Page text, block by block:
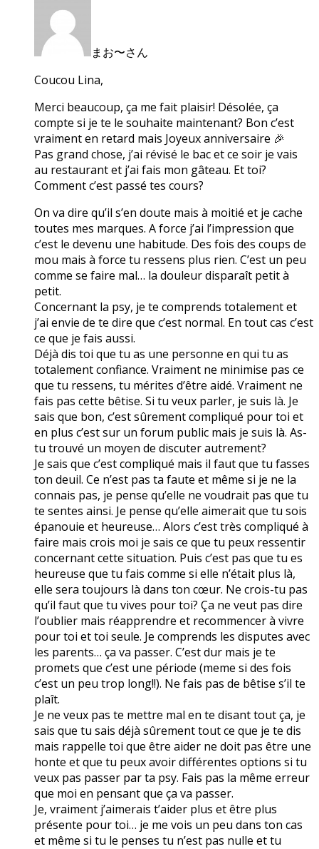
まお〜さん
Coucou Lina,
Merci beaucoup, ça me fait plaisir! Désolée, ça
compte si je te le souhaite maintenant? Bon c’est
vraiment en retard mais Joyeux anniversaire 🎉
Pas grand chose, j’ai révisé le bac et ce soir je vais
au restaurant et j’ai fais mon gâteau. Et toi?
Comment c’est passé tes cours?
On va dire qu’il s’en doute mais à moitié et je cache
toutes mes marques. A force j’ai l’impression que
c’est le devenu une habitude. Des fois des coups de
mou mais à force tu ressens plus rien. C’est un peu
comme se faire mal… la douleur disparaît petit à
petit.
Concernant la psy, je te comprends totalement et
j’ai envie de te dire que c’est normal. En tout cas c’est
ce que je fais aussi.
Déjà dis toi que tu as une personne en qui tu as
totalement confiance. Vraiment ne minimise pas ce
que tu ressens, tu mérites d’être aidé. Vraiment ne
fais pas cette bêtise. Si tu veux parler, je suis là. Je
sais que bon, c’est sûrement compliqué pour toi et
en plus c’est sur un forum public mais je suis là. As-
tu trouvé un moyen de discuter autrement?
Je sais que c’est compliqué mais il faut que tu fasses
ton deuil. Ce n’est pas ta faute et même si je ne la
connais pas, je pense qu’elle ne voudrait pas que tu
te sentes ainsi. Je pense qu’elle aimerait que tu sois
épanouie et heureuse… Alors c’est très compliqué à
faire mais crois moi je sais ce que tu peux ressentir
concernant cette situation. Puis c’est pas que tu es
heureuse que tu fais comme si elle n’était plus là,
elle sera toujours là dans ton cœur. Ne crois-tu pas
qu’il faut que tu vives pour toi? Ça ne veut pas dire
l’oublier mais réapprendre et recommencer à vivre
pour toi et toi seule. Je comprends les disputes avec
les parents… ça va passer. C’est dur mais je te
promets que c’est une période (meme si des fois
c’est un peu trop long!!). Ne fais pas de bêtise s’il te
plaît.
Je ne veux pas te mettre mal en te disant tout ça, je
sais que tu sais déjà sûrement tout ce que je te dis
mais rappelle toi que être aider ne doit pas être une
honte et que tu peux avoir différentes options si tu
veux pas passer par ta psy. Fais pas la même erreur
que moi en pensant que ça va passer.
Je, vraiment j’aimerais t’aider plus et être plus
présente pour toi… je me vois un peu dans ton cas
et même si tu le penses tu n’est pas nulle et tu